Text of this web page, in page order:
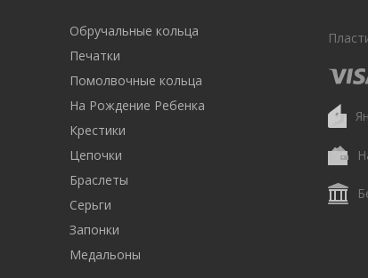
Обручальные кольца
Печатки
Помолвочные кольца
На Рождение Ребенка
Крестики
Цепочки
Браслеты
Серьги
Запонки
Медальоны